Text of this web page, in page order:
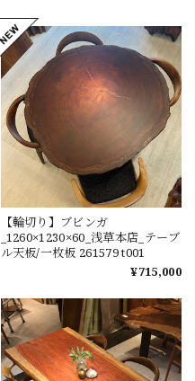
【輪切り】ブビンガ
_1260×1230×60_浅草本店_テーブ
ル天板/一枚板 261579 t001
¥715,000